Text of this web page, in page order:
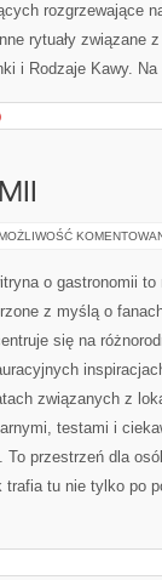
rozgrzewające
rytuały związane
i Rodzaje Kawy.
o gastronomii
z myślą o
się na
związanych z
testami i
przestrzeń dla
tu nie tylko po